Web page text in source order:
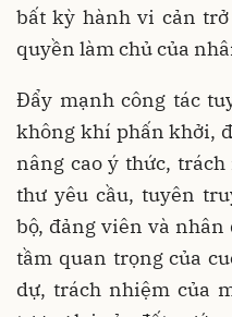
bất kỳ hành vi cản
quyền làm chủ của
Đẩy mạnh công tác
không khí phấn khởi,
nâng cao ý thức,
thư yêu cầu, tuyên
bộ, đảng viên và
tầm quan trọng của
dự, trách nhiệm của